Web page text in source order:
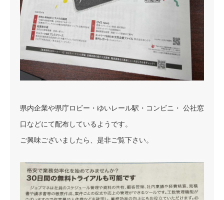
県内企業や県庁ロビー・ゆいレール駅・コンビニ・ 公社窓
口などにて配布しているようです。
ご興味ございましたら、是非ご覧下さい。